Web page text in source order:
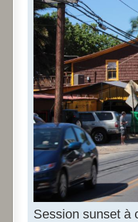
Session sunset à